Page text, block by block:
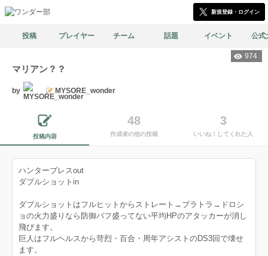
新規登録・ログイン
投稿 プレイヤー チーム 話題 イベント 公式
974
マリアン？？
by MYSORE_wonder
投稿内容
48
作成者の他の投稿
3
いいね！してくれた人
ハンターブレスout
ダブルショットin
ダブルショットはフルヒットからストレート→ブラトラ→ドロシ
ョの火力盛りなら防御バフ盛ってない平均HPのアタッカーが消し
飛びます。
巨人はフルヘルスから苛烈・百合・周年アシストのDS3回で壊せ
ます。